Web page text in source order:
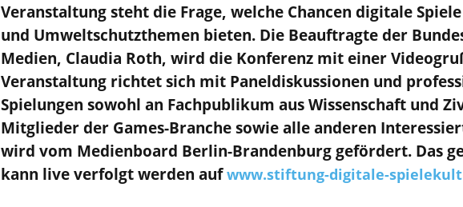
Veranstaltung steht die Frage, welche Chancen digitale
und Umweltschutzthemen bieten. Die Beauftragte der
Medien, Claudia Roth, wird die Konferenz mit einer
Veranstaltung richtet sich mit Paneldiskussionen und
Spielungen sowohl an Fachpublikum aus Wissenschaft und
Mitglieder der Games-Branche sowie alle anderen
wird vom Medienboard Berlin-Brandenburg gefördert. Das
kann live verfolgt werden aufwww.stiftung-digitale-